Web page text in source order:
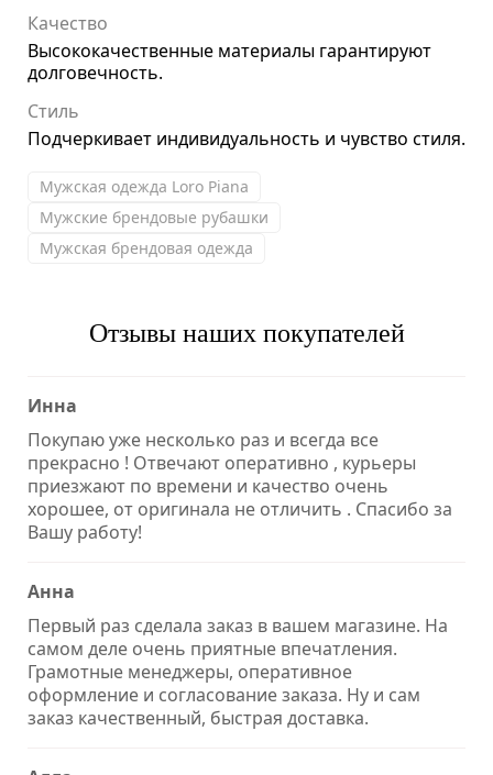
Качество
Высококачественные материалы гарантируют
долговечность.
Стиль
Подчеркивает индивидуальность и чувство стиля.
Мужская одежда Loro Piana
Мужские брендовые рубашки
Мужская брендовая одежда
Отзывы наших покупателей
Инна
Покупаю уже несколько раз и всегда все
прекрасно ! Отвечают оперативно , курьеры
приезжают по времени и качество очень
хорошее, от оригинала не отличить . Спасибо за
Вашу работу!
Анна
Первый раз сделала заказ в вашем магазине. На
самом деле очень приятные впечатления.
Грамотные менеджеры, оперативное
оформление и согласование заказа. Ну и сам
заказ качественный, быстрая доставка.